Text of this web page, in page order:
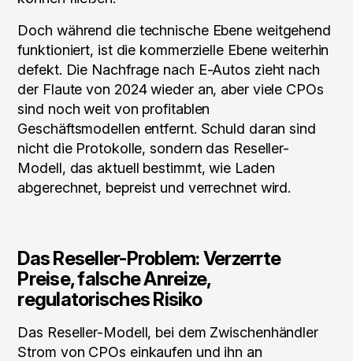
Doch während die technische Ebene weitgehend
funktioniert, ist die kommerzielle Ebene weiterhin
defekt. Die Nachfrage nach E-Autos zieht nach
der Flaute von 2024 wieder an, aber viele CPOs
sind noch weit von profitablen
Geschäftsmodellen entfernt. Schuld daran sind
nicht die Protokolle, sondern das Reseller-
Modell, das aktuell bestimmt, wie Laden
abgerechnet, bepreist und verrechnet wird.
Das Reseller-Problem: Verzerrte
Preise, falsche Anreize,
regulatorisches Risiko
Das Reseller-Modell, bei dem Zwischenhändler
Strom von CPOs einkaufen und ihn an